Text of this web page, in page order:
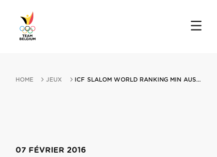
HOME JEUX ICF SLALOM WORLD RANKING MIN AUSTRALIAN OPEN 07022016 PENRITH
07 FÉVRIER 2016